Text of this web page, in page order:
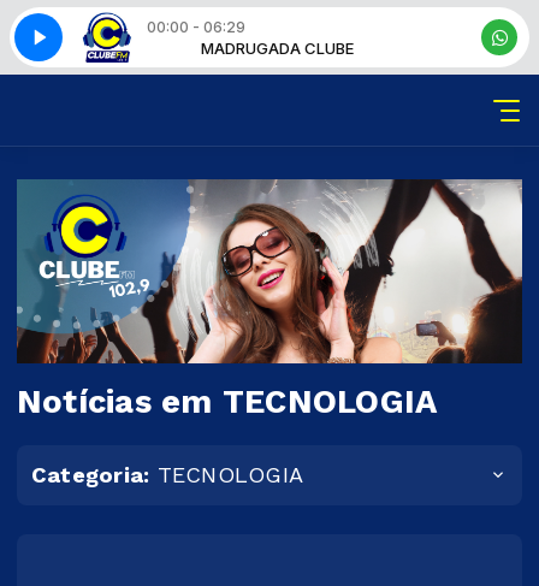
00:00 - 06:29
MADRUGADA CLUBE
Notícias em TECNOLOGIA
Categoria: TECNOLOGIA